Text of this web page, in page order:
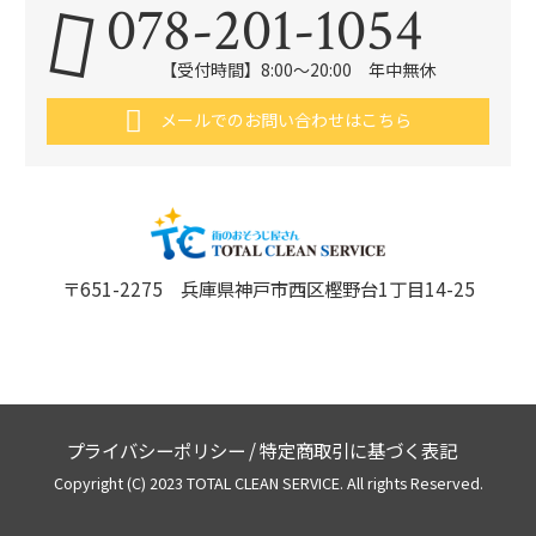
078-201-1054
【受付時間】8:00～20:00 年中無休
メールでのお問い合わせはこちら
〒651-2275 兵庫県神戸市西区樫野台1丁目14-25
プライバシーポリシー /特定商取引に基づく表記
Copyright (C) 2023 TOTAL CLEAN SERVICE. All rights Reserved.